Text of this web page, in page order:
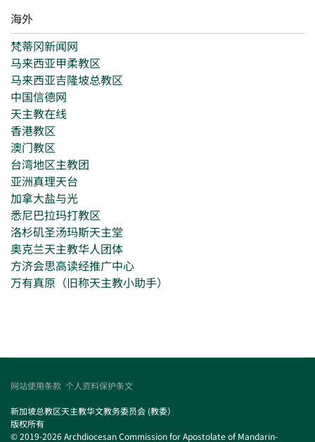
海外
梵蒂冈新闻网
马来西亚甲柔教区
马来西亚吉隆坡总教区
中国信德网
天主教在线
香港教区
澳门教区
台湾地区主教团
亚洲真理天台
加拿大盐与光
悉尼巴拉玛打教区
洛杉矶圣汤玛斯天主堂
奥克兰天主教华人团体
方济会思高读经推广中心
万有真原（旧称天主教小助手）
网站使用条款 个人资料保护条文
新加坡总教区天主教华文教务委员会 (教委）
版权所有
© 2019-2026 Archdiocesan Commission for Apostolate of Mandarin-